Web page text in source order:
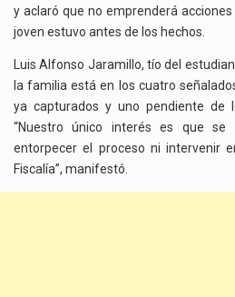
y aclaró que no emprenderá
joven estuvo antes de los hechos.
Luis Alfonso Jaramillo, tío del
la familia está en los cuatro
ya capturados y uno pendiente de
“Nuestro único interés es que se
entorpecer el proceso ni intervenir
Fiscalía”, manifestó.